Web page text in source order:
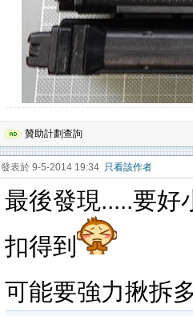
贊助計劃查詢
發表於 9-5-2014 19:34 只看該作者
最後發現.....要好
扣得到
可能要強力揪拆